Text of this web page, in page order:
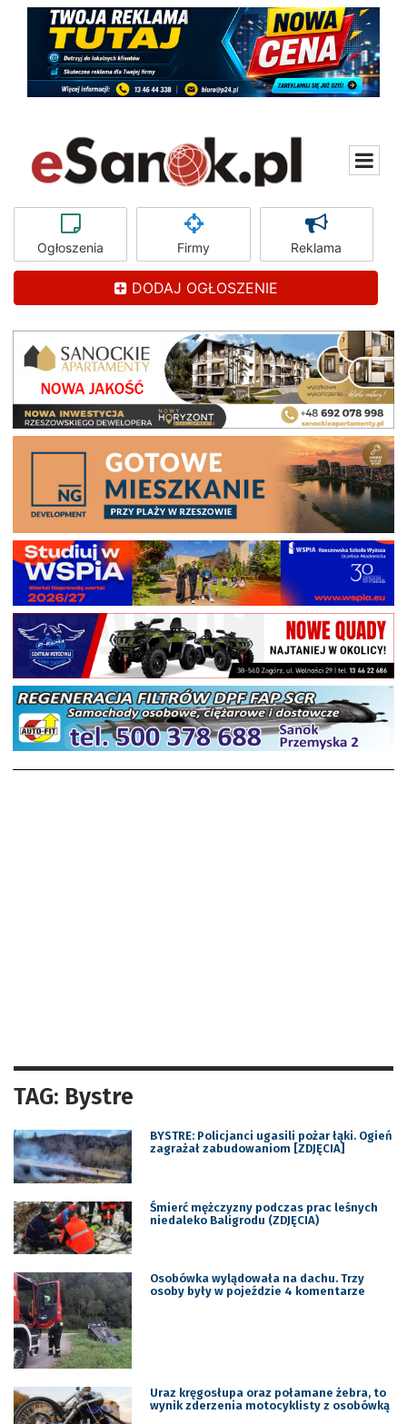
Ogłoszenia Firmy Reklama
DODAJ OGŁOSZENIE
TAG: Bystre
BYSTRE: Policjanci ugasili pożar łąki. Ogień
zagrażał zabudowaniom [ZDJĘCIA]
Śmierć mężczyzny podczas prac leśnych
niedaleko Baligrodu (ZDJĘCIA)
Osobówka wylądowała na dachu. Trzy
osoby były w pojeździe 4 komentarze
Uraz kręgosłupa oraz połamane żebra, to
wynik zderzenia motocyklisty z osobówką